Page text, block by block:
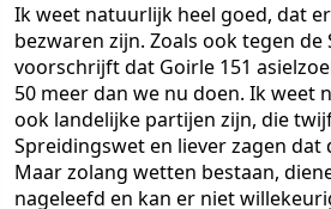
Ik weet natuurlijk heel goed, dat
bezwaren zijn. Zoals ook tegen
voorschrijft dat Goirle 151
50 meer dan we nu doen. Ik weet
ook landelijke partijen zijn, die
Spreidingswet en liever zagen dat
Maar zolang wetten bestaan,
nageleefd en kan er niet